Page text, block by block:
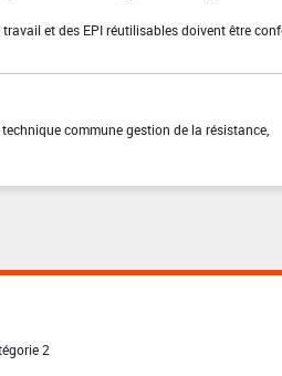
et des EPI réutilisables doivent être
commune gestion de la résistance,
2